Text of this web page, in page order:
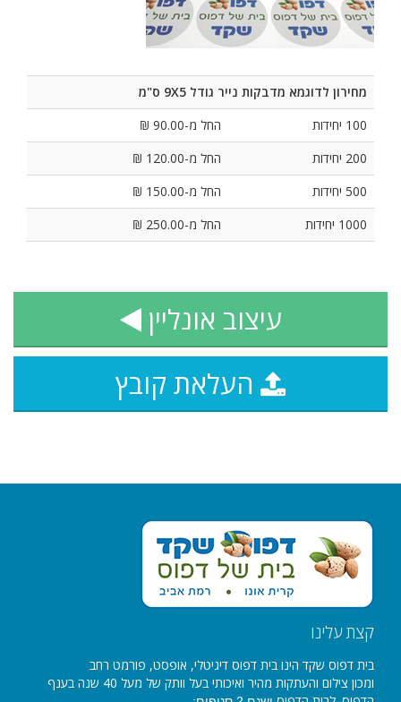
מחירון לדוגמא מדבקות נייר גודל 9X5 ס"מ
100 יחידות
החל מ-90.00 ₪
200 יחידות
החל מ-120.00 ₪
500 יחידות
החל מ-150.00 ₪
1000 יחידות
החל מ-250.00 ₪
עיצוב אונליין
העלאת קובץ
קצת עלינו
בית דפוס שקד הינו בית דפוס דיגיטלי, אופסט, פורמט רחב
ומכון צילום והעתקות מהיר ואיכותי בעל וותק של מעל 40 שנה בענף